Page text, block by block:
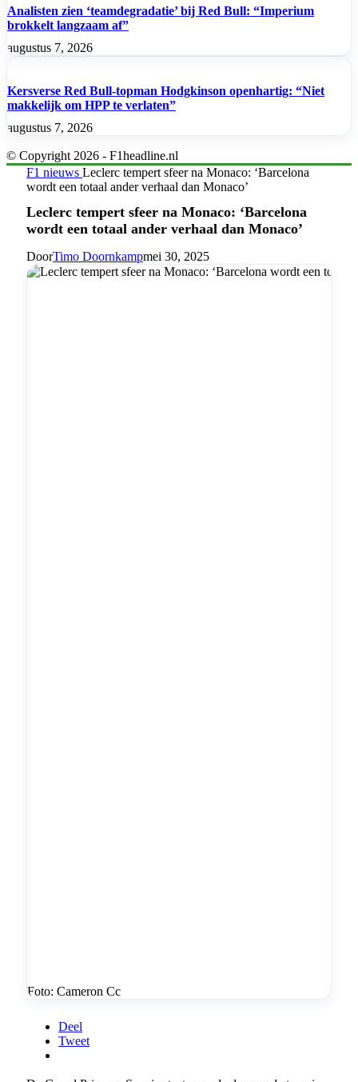
Analisten zien ‘teamdegradatie’ bij Red Bull: “Imperium
brokkelt langzaam af”
augustus 7, 2026
Kersverse Red Bull-topman Hodgkinson openhartig: “Niet
makkelijk om HPP te verlaten”
augustus 7, 2026
© Copyright 2026 - F1headline.nl
F1 nieuws Leclerc tempert sfeer na Monaco: ‘Barcelona
wordt een totaal ander verhaal dan Monaco’
Leclerc tempert sfeer na Monaco: ‘Barcelona
wordt een totaal ander verhaal dan Monaco’
DoorTimo Doornkampmei 30, 2025
Foto: Cameron Cc
Deel
Tweet